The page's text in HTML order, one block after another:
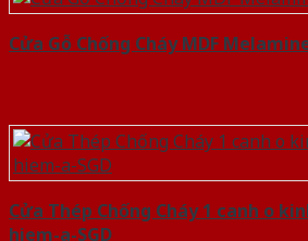
Cửa Gỗ Chống Cháy MDF
Cửa Thép Chống Cháy 1 canh o
hiem-a-SGD